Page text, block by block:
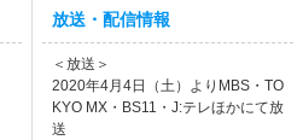
放送・配信情報
＜放送＞
2020年4月4日（土）よりMBS・TO
KYO MX・BS11・J:テレほかにて放
送